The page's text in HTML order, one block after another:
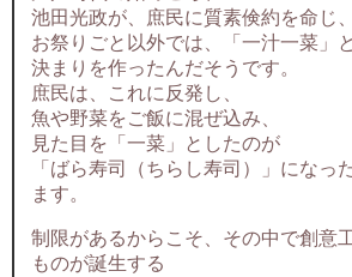
池田光政が、庶民に質素倹約を命じ、
お祭りごと以外では、「一汁一菜」
決まりを作ったんだそうです。
庶民は、これに反発し、
魚や野菜をご飯に混ぜ込み、
見た目を「一菜」としたのが
「ばら寿司（ちらし寿司）」になっ
ます。
制限があるからこそ、その中で創意
ものが誕生する